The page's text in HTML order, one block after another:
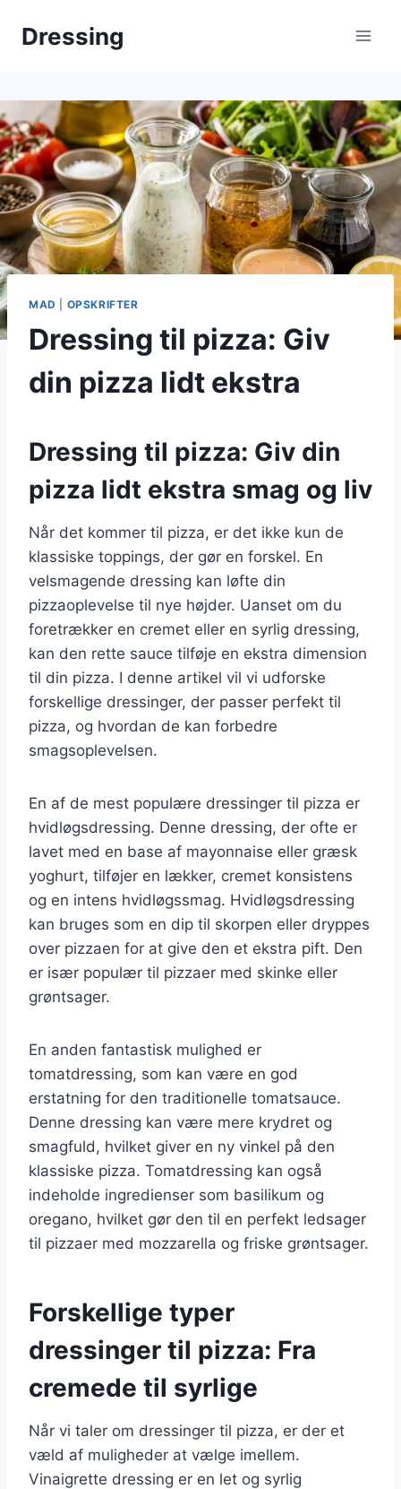
Dressing
MAD OPSKRIFTER
Dressing til pizza: Giv
din pizza lidt ekstra
Dressing til pizza: Giv din
pizza lidt ekstra smag og liv
Når det kommer til pizza, er det ikke kun de
klassiske toppings, der gør en forskel. En
velsmagende dressing kan løfte din
pizzaoplevelse til nye højder. Uanset om du
foretrækker en cremet eller en syrlig dressing,
kan den rette sauce tilføje en ekstra dimension
til din pizza. I denne artikel vil vi udforske
forskellige dressinger, der passer perfekt til
pizza, og hvordan de kan forbedre
smagsoplevelsen.
En af de mest populære dressinger til pizza er
hvidløgsdressing. Denne dressing, der ofte er
lavet med en base af mayonnaise eller græsk
yoghurt, tilføjer en lækker, cremet konsistens
og en intens hvidløgssmag. Hvidløgsdressing
kan bruges som en dip til skorpen eller dryppes
over pizzaen for at give den et ekstra pift. Den
er især populær til pizzaer med skinke eller
grøntsager.
En anden fantastisk mulighed er
tomatdressing, som kan være en god
erstatning for den traditionelle tomatsauce.
Denne dressing kan være mere krydret og
smagfuld, hvilket giver en ny vinkel på den
klassiske pizza. Tomatdressing kan også
indeholde ingredienser som basilikum og
oregano, hvilket gør den til en perfekt ledsager
til pizzaer med mozzarella og friske grøntsager.
Forskellige typer
dressinger til pizza: Fra
cremede til syrlige
Når vi taler om dressinger til pizza, er der et
væld af muligheder at vælge imellem.
Vinaigrette dressing er en let og syrlig